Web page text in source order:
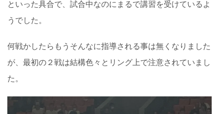
といった具合で、試合中なのにまるで講習を受けているよ
うでした。
何戦かしたらもうそんなに指導される事は無くなりました
が、最初の２戦は結構色々とリング上で注意されていまし
た。